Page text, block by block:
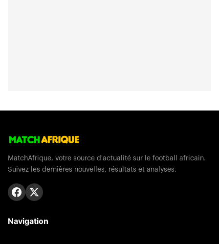
MatchAfrique, votre source d'actualité sur le football africain.
Suivez les dernières nouvelles, résultats et analyses.
Navigation